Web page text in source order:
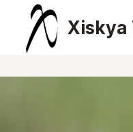
Saltar
contenido
Xiskya